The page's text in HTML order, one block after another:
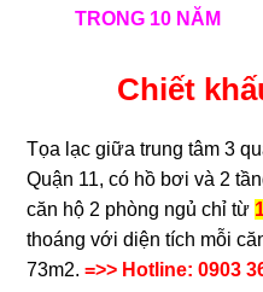
TRONG 10 NĂM
Chiết
Tọa lạc giữa trung tâm 3
Quận 11, có hồ bơi và 2
căn hộ 2 phòng ngủ chỉ từ
thoáng với diện tích mỗi
73m2.=>> Hotline: 0903